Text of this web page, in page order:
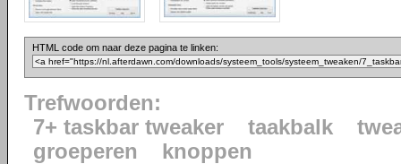
HTML code om naar deze pagina te linken:
Trefwoorden:
7+ taskbar tweaker
taakbalk
groeperen
knoppen